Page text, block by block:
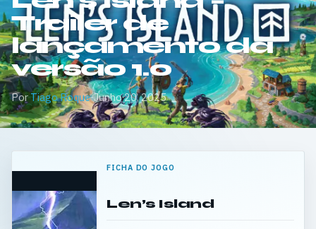
Trailer de
lançamento da
versão 1.0
PorTiago Roque·Junho 20, 2025
FICHA DO JOGO
Len’s Island